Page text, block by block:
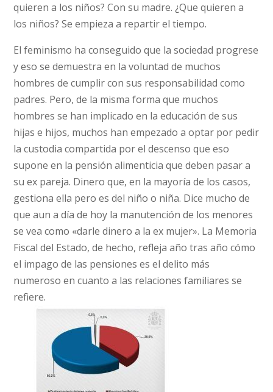
quieren a los niños? Con su madre. ¿Que quieren a
los niños? Se empieza a repartir el tiempo.
El feminismo ha conseguido que la sociedad progrese
y eso se demuestra en la voluntad de muchos
hombres de cumplir con sus responsabilidad como
padres. Pero, de la misma forma que muchos
hombres se han implicado en la educación de sus
hijas e hijos, muchos han empezado a optar por pedir
la custodia compartida por el descenso que eso
supone en la pensión alimenticia que deben pasar a
su ex pareja. Dinero que, en la mayoría de los casos,
gestiona ella pero es del niño o niña. Dice mucho de
que aun a día de hoy la manutención de los menores
se vea como «darle dinero a la ex mujer». La Memoria
Fiscal del Estado, de hecho, refleja año tras año cómo
el impago de las pensiones es el delito más
numeroso en cuanto a las relaciones familiares se
refiere.